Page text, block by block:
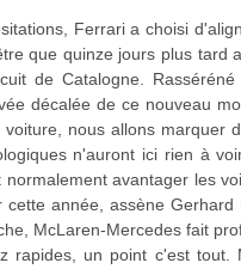
Ferrari a choisi
que quinze jours plus tard
de Catalogne.
décalée de ce nouveau
voiture, nous allons marquer
n'auront ici rien à
normalement avantager les
année, assène
McLaren-Mercedes fait
rapides, un point c'est